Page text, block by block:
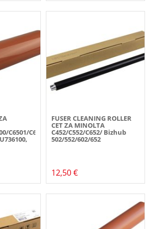
C6501/C6000/7000/7000P,
FUSER CLEANING ROLLER
CET ZA MINOLTA
C452/C552/C652/ Bizhub
502/552/602/652
12,50 €